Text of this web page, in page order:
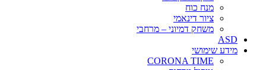
מנח כוח
ציור דינאמי
משחק דמיוני – מרחבי
ASD
מידע שימושי
CORONA TIME